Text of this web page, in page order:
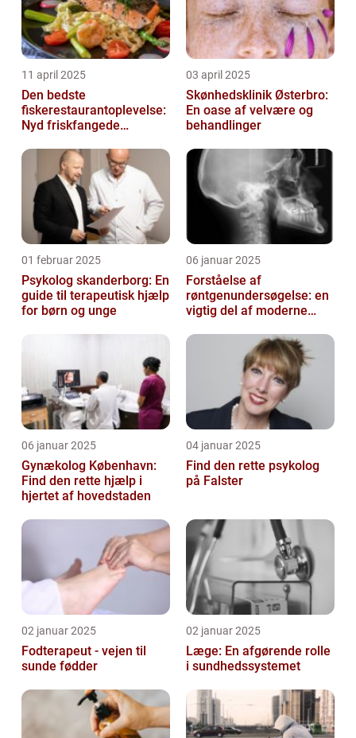
11 april 2025
Den bedste
fiskerestaurantoplevelse:
Nyd friskfangede
03 april 2025
Skønhedsklinik Østerbro:
En oase af velvære og
behandlinger
01 februar 2025
Psykolog skanderborg: En
guide til terapeutisk hjælp
for børn og unge
06 januar 2025
Forståelse af
røntgenundersøgelse: en
vigtig del af moderne
06 januar 2025
Gynækolog København:
Find den rette hjælp i
hjertet af hovedstaden
04 januar 2025
Find den rette psykolog
på Falster
02 januar 2025
Fodterapeut - vejen til
sunde fødder
02 januar 2025
Læge: En afgørende rolle
i sundhedssystemet